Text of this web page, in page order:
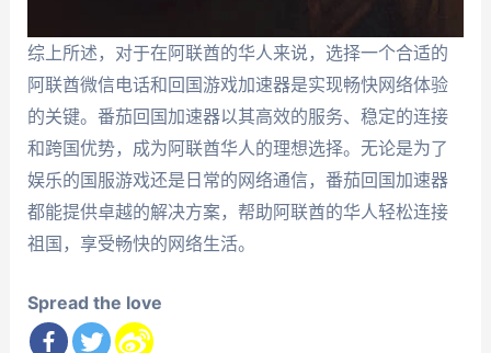
综上所述，对于在阿联酋的华人来说，选择一个合适的
阿联酋微信电话和回国游戏加速器是实现畅快网络体验
的关键。番茄回国加速器以其高效的服务、稳定的连接
和跨国优势，成为阿联酋华人的理想选择。无论是为了
娱乐的国服游戏还是日常的网络通信，番茄回国加速器
都能提供卓越的解决方案，帮助阿联酋的华人轻松连接
祖国，享受畅快的网络生活。
Spread the love